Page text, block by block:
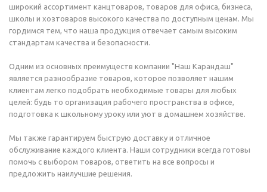
широкий ассортимент канцтоваров, товаров для офиса, бизнеса,
школы и хозтоваров высокого качества по доступным ценам. Мы
гордимся тем, что наша продукция отвечает самым высоким
стандартам качества и безопасности.
Одним из основных преимуществ компании "Наш Карандаш"
является разнообразие товаров, которое позволяет нашим
клиентам легко подобрать необходимые товары для любых
целей: будь то организация рабочего пространства в офисе,
подготовка к школьному уроку или уют в домашнем хозяйстве.
Мы также гарантируем быструю доставку и отличное
обслуживание каждого клиента. Наши сотрудники всегда готовы
помочь с выбором товаров, ответить на все вопросы и
предложить наилучшие решения.